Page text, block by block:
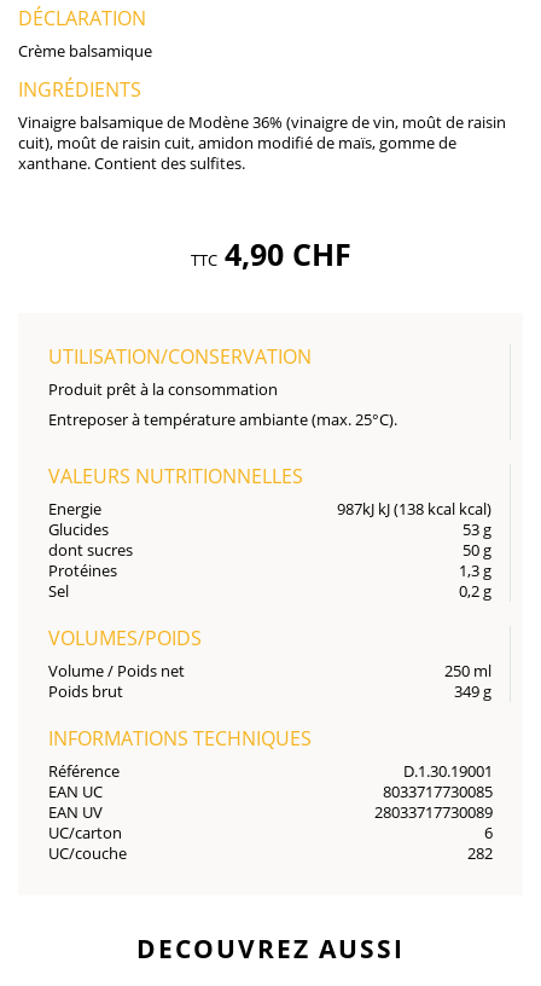
DÉCLARATION
Crème balsamique
INGRÉDIENTS
Vinaigre balsamique de Modène 36% (vinaigre de vin, moût de raisin
cuit), moût de raisin cuit, amidon modifié de maïs, gomme de
xanthane. Contient des sulfites.
TTC 4,90 CHF
UTILISATION/CONSERVATION
Produit prêt à la consommation
Entreposer à température ambiante (max. 25°C).
VALEURS NUTRITIONNELLES
Energie
987kJ kJ (138 kcal kcal)
Glucides
53 g
dont sucres
50 g
Protéines
1,3 g
Sel
0,2 g
VOLUMES/POIDS
Volume / Poids net
250 ml
Poids brut
349 g
INFORMATIONS TECHNIQUES
Référence
D.1.30.19001
EAN UC
8033717730085
EAN UV
28033717730089
UC/carton
6
UC/couche
282
DECOUVREZ AUSSI